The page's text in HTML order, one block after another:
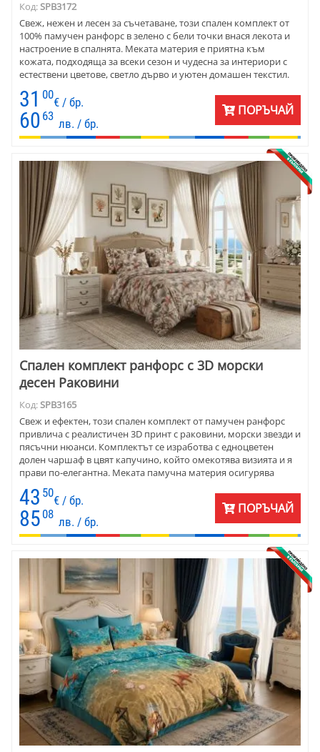
Код:SPB3172
Свеж, нежен и лесен за съчетаване, този спален комплект от
100% памучен ранфорс в зелено с бели точки внася лекота и
настроение в спалнята. Меката материя е приятна към
кожата, подходяща за всеки сезон и чудесна за интериори с
естествени цветове, светло дърво и уютен домашен текстил.
31 00
€ / бр.
60 63
лв. / бр.
ПОРЪЧАЙ
Спален комплект ранфорс с 3D морски
десен Раковини
Код:SPB3165
Свеж и ефектен, този спален комплект от памучен ранфорс
привлича с реалистичен 3D принт с раковини, морски звезди и
пясъчни нюанси. Комплектът се изработва с едноцветен
долен чаршаф в цвят капучино, който омекотява визията и я
прави по-елегантна. Меката памучна материя осигурява
43 50
€ / бр.
85 08
лв. / бр.
ПОРЪЧАЙ